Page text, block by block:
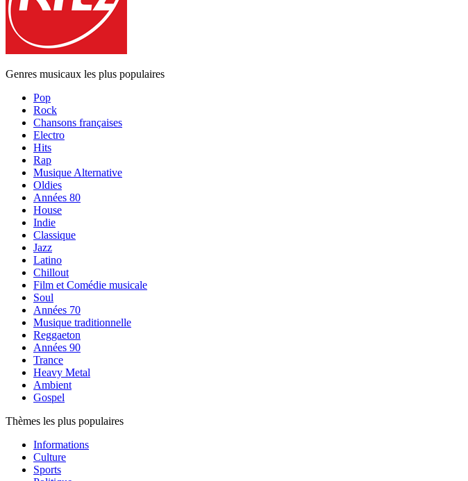
Genres musicaux les plus populaires
Pop
Rock
Chansons françaises
Electro
Hits
Rap
Musique Alternative
Oldies
Années 80
House
Indie
Classique
Jazz
Latino
Chillout
Film et Comédie musicale
Soul
Années 70
Musique traditionnelle
Reggaeton
Années 90
Trance
Heavy Metal
Ambient
Gospel
Thèmes les plus populaires
Informations
Culture
Sports